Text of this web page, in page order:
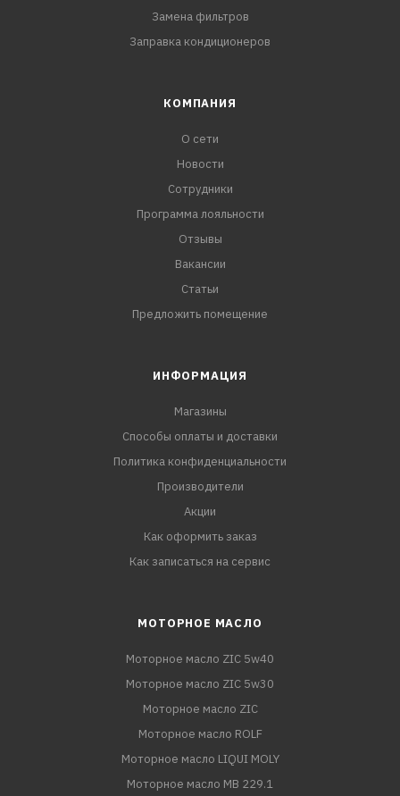
Замена фильтров
Заправка кондиционеров
КОМПАНИЯ
О сети
Новости
Сотрудники
Программа лояльности
Отзывы
Вакансии
Статьи
Предложить помещение
ИНФОРМАЦИЯ
Магазины
Способы оплаты и доставки
Политика конфиденциальности
Производители
Акции
Как оформить заказ
Как записаться на сервис
МОТОРНОЕ МАСЛО
Моторное масло ZIC 5w40
Моторное масло ZIC 5w30
Моторное масло ZIC
Моторное масло ROLF
Моторное масло LIQUI MOLY
Моторное масло MB 229.1